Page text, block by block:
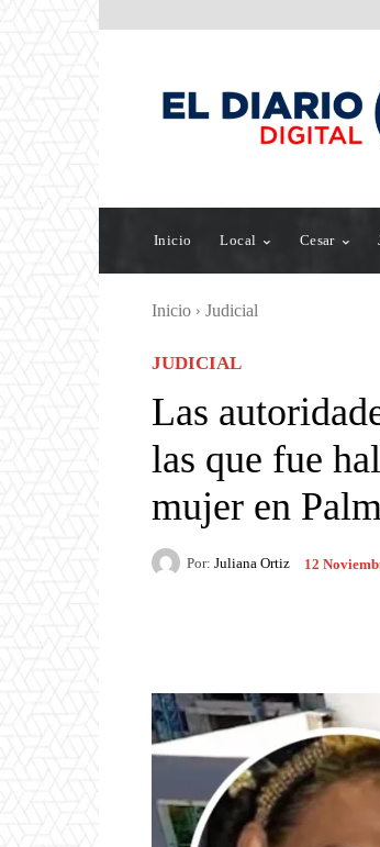
Inicio Local Cesar
Inicio Judicial
JUDICIAL
Las
las que fue
mujer en
Por: Juliana Ortiz 12